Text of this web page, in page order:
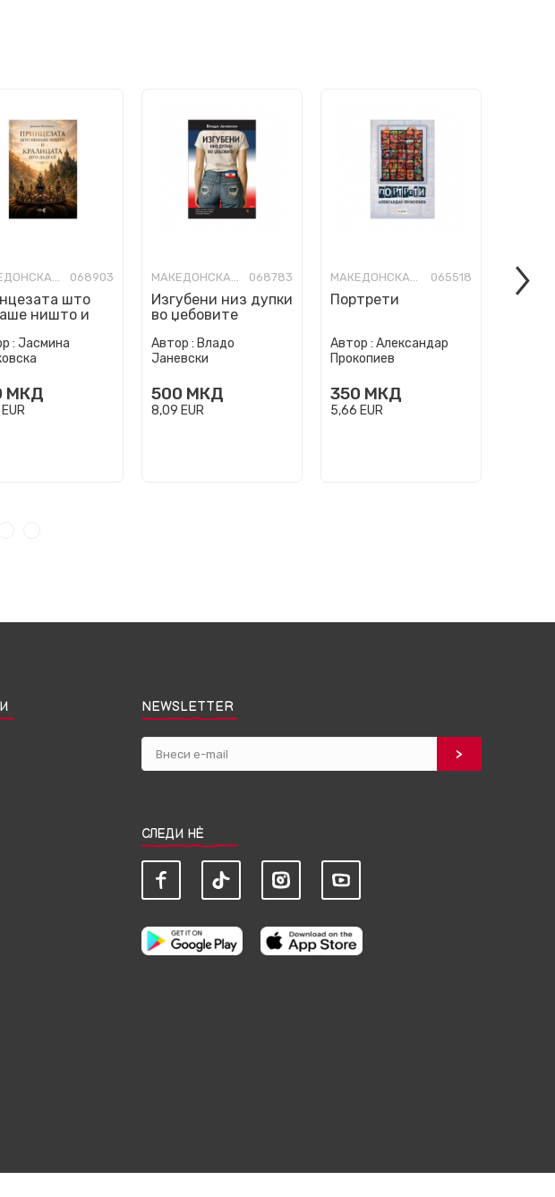
МАКЕДОНСКА КНИЖЕВНОСТ 068903
што
ништо и
се
: Јасмина
МКД
EUR
МАКЕДОНСКА КНИЖЕВНОСТ 068783
Изгубени низ дупки
во џебовите
Автор : Владо
Јаневски
500 МКД
8,09 EUR
МАКЕДОНСКА КНИЖЕВНОСТ 065518
Портрети
Автор : Александар
Прокопиев
350 МКД
5,66 EUR
NEWSLETTER
СЛЕДИ НЀ